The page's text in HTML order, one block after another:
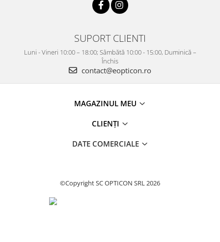
SUPORT CLIENTI
Luni - Vineri 10:00 – 18:00; Sâmbătă 10:00 - 15:00, Duminică –
Închis
contact@eopticon.ro
MAGAZINUL MEU
CLIENȚI
DATE COMERCIALE
©Copyright SC OPTICON SRL 2026